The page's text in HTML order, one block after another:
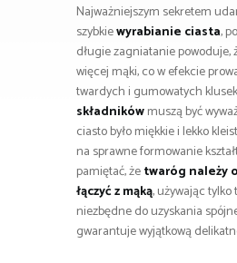
Najważniejszym sekretem
szybkiewyrabianie ciasta,
długie zagniatanie powoduje,
więcej mąki, co w efekcie
twardych i gumowatych
składnikówmuszą być
ciasto było miękkie i lekko
na sprawne formowanie
pamiętać, żetwaróg należy
łączyć z mąką, używając tylko
niezbędne do uzyskania
gwarantuje wyjątkową